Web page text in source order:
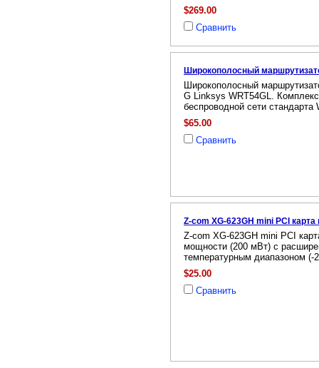
$269.00
Сравнить
Широкополосный
Широкополосный
G Linksys WRT54GL.
беспроводной сети стандарта
$65.00
Сравнить
Z-com XG-623GH mini PCI
Z-com XG-623GH mini PCI
мощности (200 мВт) с
температурным диапазоном (-
$25.00
Сравнить